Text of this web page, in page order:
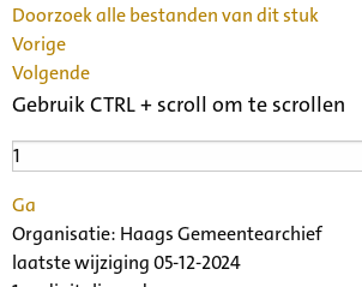
Doorzoek alle bestanden van dit stuk
Vorige
Volgende
Gebruik CTRL + scroll om te scrollen
Ga
Organisatie: Haags Gemeentearchief
laatste wijziging 05-12-2024